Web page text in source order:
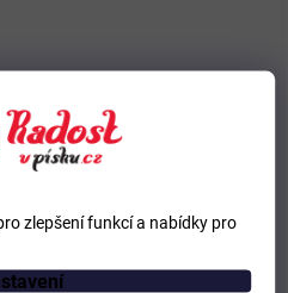
zlepšení funkcí a nabídky pro